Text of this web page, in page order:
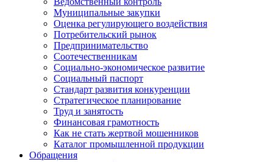
Муниципальные закупки
Оценка регулирующего воздействия
Потребительский рынок
Предпринимательство
Соотечественникам
Социально-экономическое развитие
Социальный паспорт
Стандарт развития конкуренции
Стратегическое планирование
Труд и занятость
Финансовая грамотность
Как не стать жертвой мошенников
Каталог промышленной продукции
Обращения